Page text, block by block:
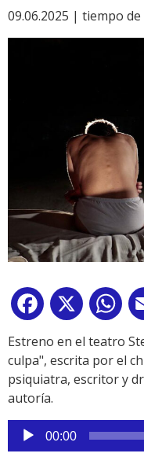
09.06.2025 | tiempo de
Facebook
X
Estreno en el teatro
culpa", escrita por el
psiquiatra, escritor y
autoría.
Reproductor
de
00:00